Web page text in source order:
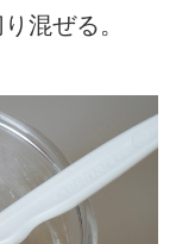
混ぜる。